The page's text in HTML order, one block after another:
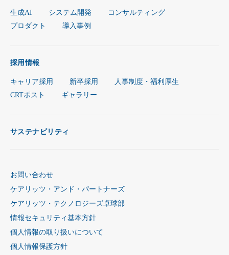
生成AI システム開発
コンサルティング
プロダクト
導入事例
採用情報
キャリア採用 新卒採用
人事制度・福利厚生
CRTポスト
ギャラリー
サステナビリティ
お問い合わせ
ケアリッツ・アンド・パートナーズ
ケアリッツ・テクノロジーズ卓球部
情報セキュリティ基本方針
個人情報の取り扱いについて
個人情報保護方針